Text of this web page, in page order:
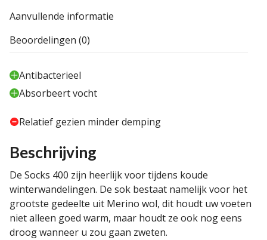
Aanvullende informatie
Beoordelingen (0)
Antibacterieel
Absorbeert vocht
Relatief gezien minder demping
Beschrijving
De Socks 400 zijn heerlijk voor tijdens koude
winterwandelingen. De sok bestaat namelijk voor het
grootste gedeelte uit Merino wol, dit houdt uw voeten
niet alleen goed warm, maar houdt ze ook nog eens
droog wanneer u zou gaan zweten.